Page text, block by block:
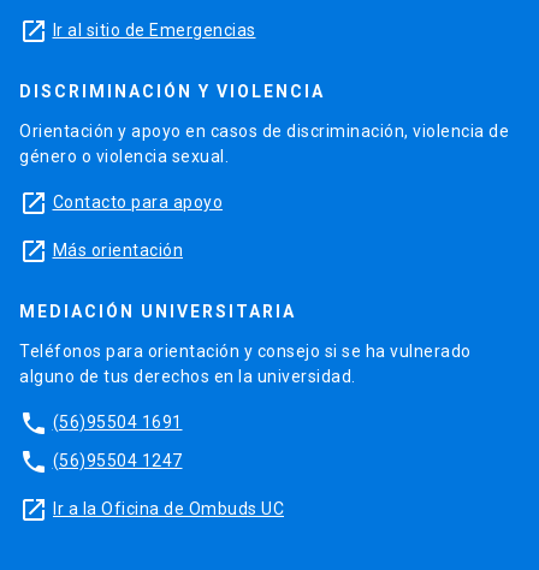
launch Ir al sitio de Emergencias
DISCRIMINACIÓN Y VIOLENCIA
Orientación y apoyo en casos de discriminación, violencia de
género o violencia sexual.
launch Contacto para apoyo
launch Más orientación
MEDIACIÓN UNIVERSITARIA
Teléfonos para orientación y consejo si se ha vulnerado
alguno de tus derechos en la universidad.
phone (56)95504 1691
phone (56)95504 1247
launch Ir a la Oficina de Ombuds UC